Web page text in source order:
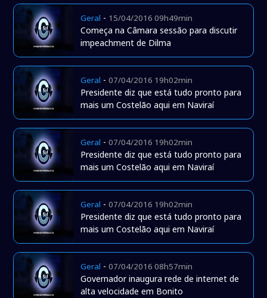
Geral - 15/04/2016 09h49min
Começa na Câmara sessão para discutir
impeachment de Dilma
Geral -07/04/2016 19h02min
Presidente diz que está tudo pronto para
mais um Costelão aqui em Naviraí
Geral -07/04/2016 19h02min
Presidente diz que está tudo pronto para
mais um Costelão aqui em Naviraí
Geral -07/04/2016 19h02min
Presidente diz que está tudo pronto para
mais um Costelão aqui em Naviraí
Geral -07/04/2016 08h57min
Governador inaugura rede de internet de
alta velocidade em Bonito